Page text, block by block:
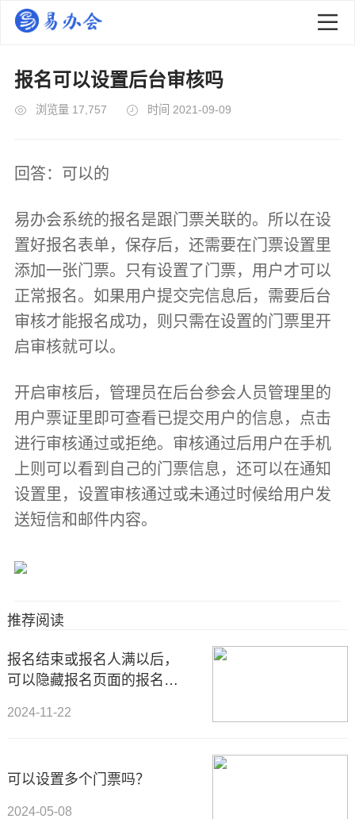
报名可以设置后台审核吗
浏览量 17,757 时间 2021-09-09
回答：可以的
易办会系统的报名是跟门票关联的。所以在设
置好报名表单，保存后，还需要在门票设置里
添加一张门票。只有设置了门票，用户才可以
正常报名。如果用户提交完信息后，需要后台
审核才能报名成功，则只需在设置的门票里开
启审核就可以。
开启审核后，管理员在后台参会人员管理里的
用户票证里即可查看已提交用户的信息，点击
进行审核通过或拒绝。审核通过后用户在手机
上则可以看到自己的门票信息，还可以在通知
设置里，设置审核通过或未通过时候给用户发
送短信和邮件内容。
推荐阅读
报名结束或报名人满以后，
可以隐藏报名页面的报名表
2024-11-22
可以设置多个门票吗？
2024-05-08